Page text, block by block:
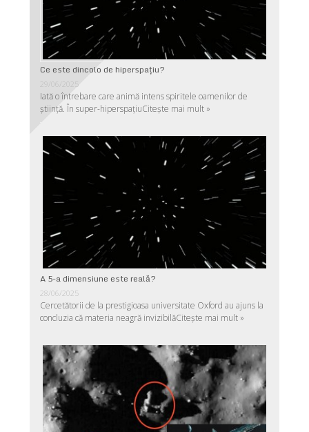
Ce este dincolo de hiperspaţiu?
29/06/2025
Iată o întrebare care animă intens spiritele oamenilor de
ştiinţă. În super-hiperspaţiuCitește mai mult »
A 5-a dimensiune este reală?
28/06/2025
Cercetătorii de la prestigioasa universitate Oxford au ajuns la
concluzia că materia neagră invizibilăCitește mai mult »